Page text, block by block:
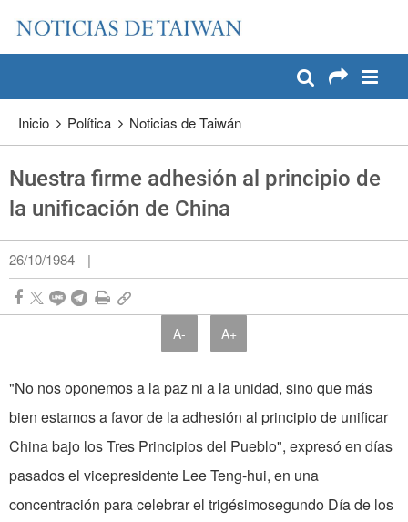
Pase a contenido principal
Inicio Política Noticias de Taiwán
Nuestra firme adhesión al principio de
la unificación de China
26/10/1984 |
A- A+
"No nos oponemos a la paz ni a la unidad, sino que más
bien estamos a favor de la adhesión al principio de unificar
China bajo los Tres Principios del Pueblo", expresó en días
pasados el vicepresidente Lee Teng-hui, en una
concentración para celebrar el trigésimosegundo Día de los